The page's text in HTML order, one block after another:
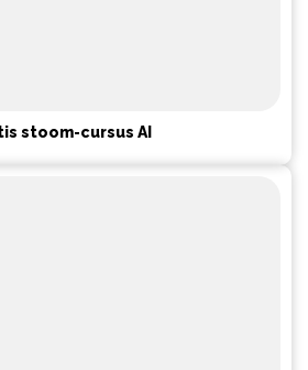
stoom-cursus AI